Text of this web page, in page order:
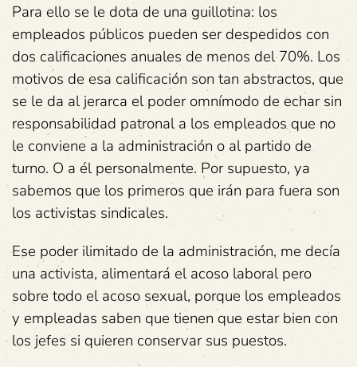
Para ello se le dota de una guillotina: los
empleados públicos pueden ser despedidos con
dos calificaciones anuales de menos del 70%. Los
motivos de esa calificación son tan abstractos, que
se le da al jerarca el poder omnímodo de echar sin
responsabilidad patronal a los empleados que no
le conviene a la administración o al partido de
turno. O a él personalmente. Por supuesto, ya
sabemos que los primeros que irán para fuera son
los activistas sindicales.
Ese poder ilimitado de la administración, me decía
una activista, alimentará el acoso laboral pero
sobre todo el acoso sexual, porque los empleados
y empleadas saben que tienen que estar bien con
los jefes si quieren conservar sus puestos.